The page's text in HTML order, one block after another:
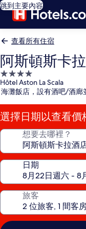
跳到主要內容
查看所有住宿
阿斯頓斯卡
4.0
星
級
住
宿
Hôtel Aston La Scala
海灘飯店，設有酒吧/酒廊
選擇日期以查看價
想要去哪裡？
日期
旅客